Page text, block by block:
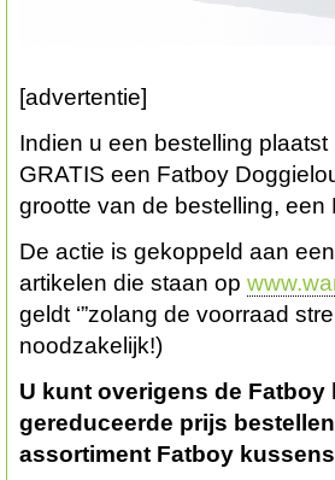
[advertentie]
Indien u een bestelling
GRATIS een Fatboy
grootte van de bestelling,
De actie is gekoppeld aan
artikelen die staan op
geldt ‘”zolang de voorraad
noodzakelijk!)
U kunt overigens de
gereduceerde prijs
assortiment Fatboy kussens